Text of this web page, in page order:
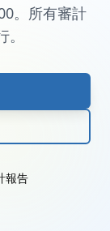
。所有審計
報告